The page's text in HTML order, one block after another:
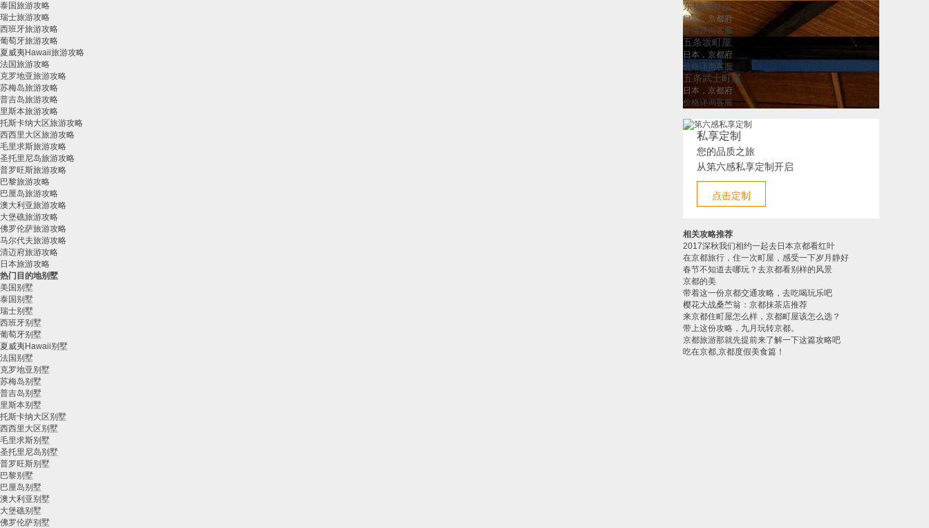
东福寺町屋
日本，京都府
价格详询客服
五条坂町屋
日本，京都府
价格详询客服
五条武士町屋
日本，京都府
价格详询客服
私享定制
您的品质之旅
从第六感私享定制开启
点击定制
相关攻略推荐
2017深秋我们相约一起去日本京都看红叶
在京都旅行，住一次町屋，感受一下岁月静好
春节不知道去哪玩？去京都看别样的风景
京都的美
带着这一份京都交通攻略，去吃喝玩乐吧
樱花大战桑苎翁：京都抹茶店推荐
来京都住町屋怎么样，京都町屋该怎么选？
带上这份攻略，九月玩转京都。
京都旅游那就先提前来了解一下这篇攻略吧
吃在京都,京都度假美食篇！
泰国旅游攻略
瑞士旅游攻略
西班牙旅游攻略
葡萄牙旅游攻略
夏威夷Hawaii旅游攻略
法国旅游攻略
克罗地亚旅游攻略
苏梅岛旅游攻略
普吉岛旅游攻略
里斯本旅游攻略
托斯卡纳大区旅游攻略
西西里大区旅游攻略
毛里求斯旅游攻略
圣托里尼岛旅游攻略
普罗旺斯旅游攻略
巴黎旅游攻略
巴厘岛旅游攻略
澳大利亚旅游攻略
大堡礁旅游攻略
佛罗伦萨旅游攻略
马尔代夫旅游攻略
清迈府旅游攻略
日本旅游攻略
热门目的地别墅
美国别墅
泰国别墅
瑞士别墅
西班牙别墅
葡萄牙别墅
夏威夷Hawaii别墅
法国别墅
克罗地亚别墅
苏梅岛别墅
普吉岛别墅
里斯本别墅
托斯卡纳大区别墅
西西里大区别墅
毛里求斯别墅
圣托里尼岛别墅
普罗旺斯别墅
巴黎别墅
巴厘岛别墅
澳大利亚别墅
大堡礁别墅
佛罗伦萨别墅